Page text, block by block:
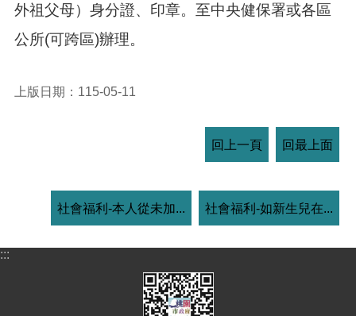
外祖父母）身分證、印章。至中央健保署或各區
公所(可跨區)辦理。
上版日期：115-05-11
回上一頁 回最上面
社會福利-本人從未加... 社會福利-如新生兒在...
:::